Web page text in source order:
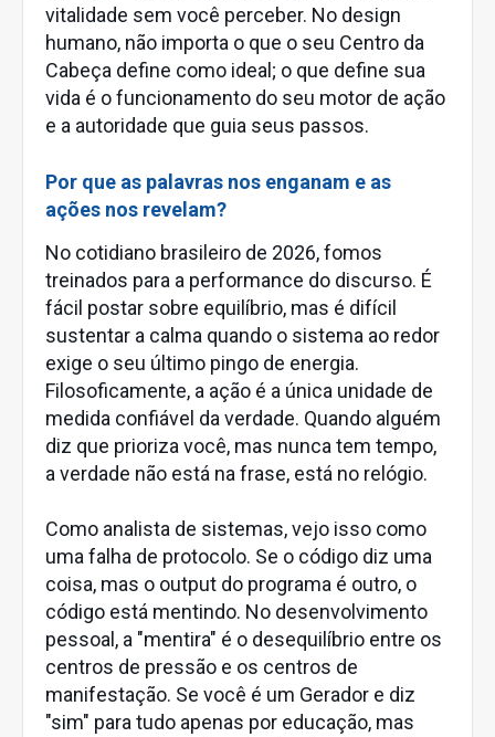
vitalidade sem você perceber. No design
humano, não importa o que o seu Centro da
Cabeça define como ideal; o que define sua
vida é o funcionamento do seu motor de ação
e a autoridade que guia seus passos.
Por que as palavras nos enganam e as
ações nos revelam?
No cotidiano brasileiro de 2026, fomos
treinados para a performance do discurso. É
fácil postar sobre equilíbrio, mas é difícil
sustentar a calma quando o sistema ao redor
exige o seu último pingo de energia.
Filosoficamente, a ação é a única unidade de
medida confiável da verdade. Quando alguém
diz que prioriza você, mas nunca tem tempo,
a verdade não está na frase, está no relógio.
Como analista de sistemas, vejo isso como
uma falha de protocolo. Se o código diz uma
coisa, mas o output do programa é outro, o
código está mentindo. No desenvolvimento
pessoal, a "mentira" é o desequilíbrio entre os
centros de pressão e os centros de
manifestação. Se você é um Gerador e diz
"sim" para tudo apenas por educação, mas